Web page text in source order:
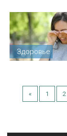
Здоровье
« 1 2